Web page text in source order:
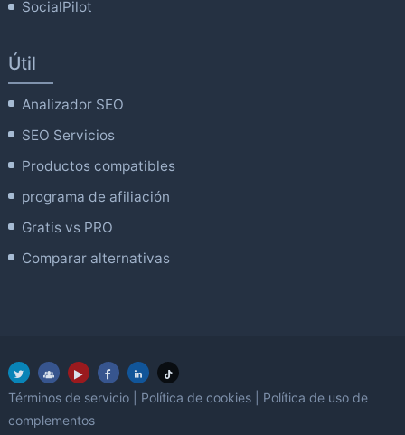
SocialPilot
Útil
Analizador SEO
SEO Servicios
Productos compatibles
programa de afiliación
Gratis vs PRO
Comparar alternativas
Términos de servicio Política de cookies
Política de uso de
complementos